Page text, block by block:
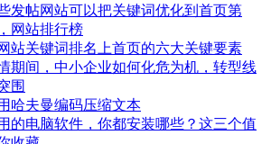
发帖网站可以把关键词优化到首页第
网站排行榜
站关键词排名上首页的六大关键要素
期间，中小企业如何化危为机，转型线
围
哈夫曼编码压缩文本
的电脑软件，你都安装哪些？这三个值